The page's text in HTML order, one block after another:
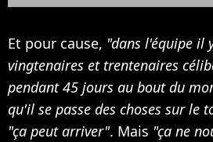
Et pour cause, "dans l'équipe il
vingtenaires et trentenaires
pendant 45 jours au bout du
qu'il se passe des choses sur le
"ça peut arriver". Mais "ça ne